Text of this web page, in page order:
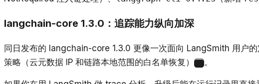
langchain-core 1.3.0：追踪能力纵向加深
同日发布的 langchain-core 1.3.0 更像一次面向 LangSmith 用户
策略（云元数据 IP 和链路本地范围的白名单恢复）
。